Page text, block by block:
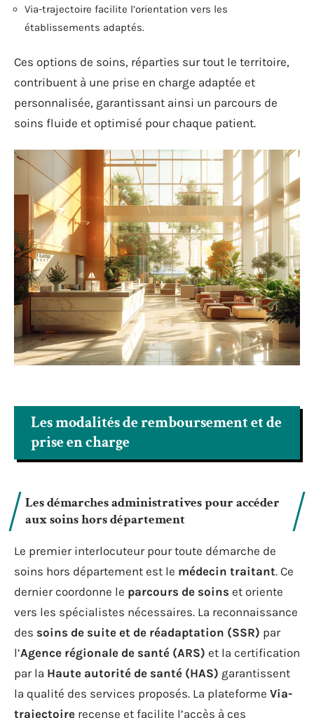
Via-trajectoire facilite l’orientation vers les
établissements adaptés.
Ces options de soins, réparties sur tout le territoire,
contribuent à une prise en charge adaptée et
personnalisée, garantissant ainsi un parcours de
soins fluide et optimisé pour chaque patient.
Les modalités de remboursement et de
prise en charge
Les démarches administratives pour accéder
aux soins hors département
Le premier interlocuteur pour toute démarche de
soins hors département est le médecin traitant. Ce
dernier coordonne le parcours de soins et oriente
vers les spécialistes nécessaires. La reconnaissance
des soins de suite et de réadaptation (SSR) par
l’Agence régionale de santé (ARS) et la certification
par la Haute autorité de santé (HAS) garantissent
la qualité des services proposés. La plateforme Via-
trajectoire recense et facilite l’accès à ces